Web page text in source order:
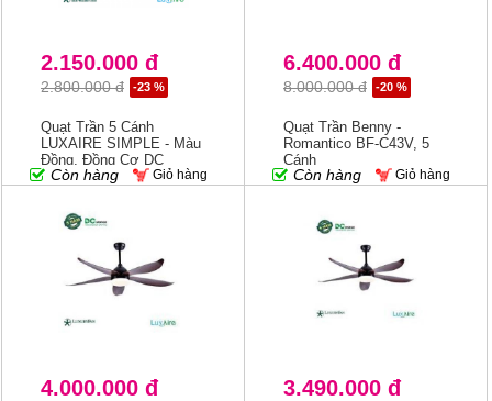
2.150.000 đ
2.800.000 đ -23 %
Quạt Trần 5 Cánh
LUXAIRE SIMPLE - Màu
Đồng, Đồng Cơ DC
Còn hàng Giỏ hàng
6.400.000 đ
8.000.000 đ -20 %
Quạt Trần Benny -
Romantico BF-C43V, 5
Cánh
Còn hàng Giỏ hàng
4.000.000 đ 3.490.000 đ